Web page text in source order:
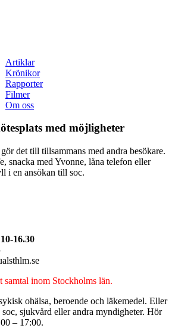
Artiklar
Krönikor
Rapporter
Filmer
Om oss
med möjligheter
det till tillsammans med andra besökare.
snacka med Yvonne, låna telefon eller
i en ansökan till soc.
16.30
samtal inom Stockholms län.
ohälsa, beroende och läkemedel. Eller
sjukvård eller andra myndigheter. Hör
– 17:00.